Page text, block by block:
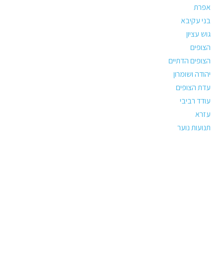
אפרת
בני עקיבא
גוש עציון
הצופים
הצופים הדתיים
יהודה ושומרון
עדת הצופים
עודד רביבי
עזרא
תנועות נוער